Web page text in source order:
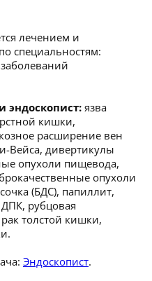
лечением и
специальностям:
эндоскопист: язва
кишки,
расширение вен
Вейса, дивертикулы
опухоли пищевода,
опухоли
(БДС), папиллит,
рубцовая
толстой кишки,
Эндоскопист.